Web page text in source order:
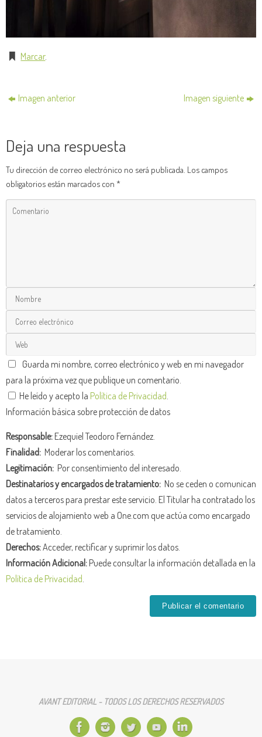
Marcar.
Imagen anterior Imagen siguiente
Deja una respuesta
Tu dirección de correo electrónico no será publicada. Los campos
obligatorios están marcados con *
Guarda mi nombre, correo electrónico y web en mi navegador
para la próxima vez que publique un comentario.
He leído y acepto la Política de Privacidad
Información básica sobre protección de datos
Responsable:Ezequiel Teodoro Fernández.
Finalidad: Moderar los comentarios.
Legitimación: Por consentimiento del interesado.
Destinatarios y encargados de tratamiento: No se ceden o comunican
datos a terceros para prestar este servicio. El Titular ha contratado los
servicios de alojamiento web a One.com que actúa como encargado
de tratamiento.
Derechos:Acceder, rectificar y suprimir los datos.
Información Adicional:Puede consultar la información detallada en la
Política de Privacidad
AVANT EDITORIAL - TODOS LOS DERECHOS RESERVADOS